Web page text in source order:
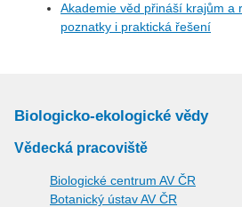
Akademie věd přináší krajům a
poznatky i praktická řešení
Biologicko-ekologické vědy
Vědecká pracoviště
Biologické centrum AV ČR
Botanický ústav AV ČR